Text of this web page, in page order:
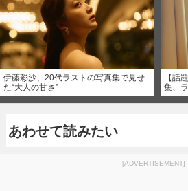
伊藤彩沙、20代ラストの写真集で見せ
た“大人の甘さ”
【話
集、
あわせて読みたい
[ADVERTISEMENT]